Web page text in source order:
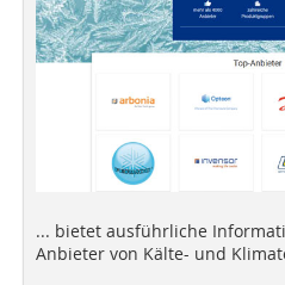
... bietet ausführliche
Anbieter von Kälte- und